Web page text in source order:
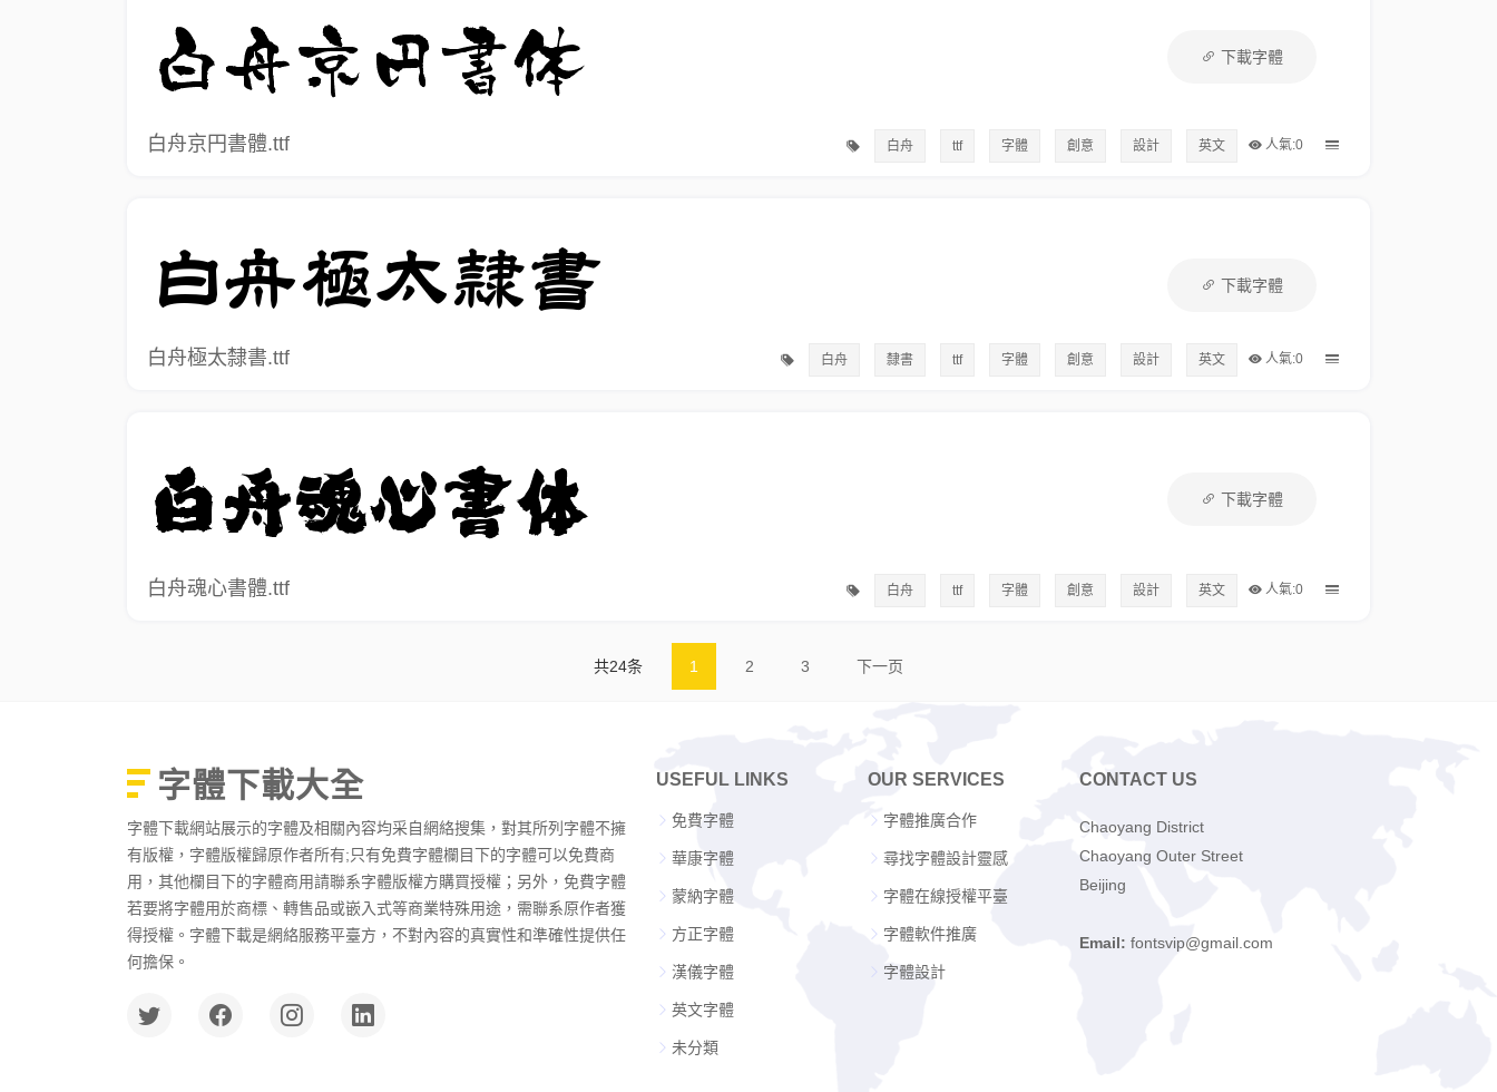
下載字體
白舟京円書體.ttf 人氣:0
白舟 ttf 字體 創意 設計 英文
下載字體
白舟極太隸書.ttf 人氣:0
白舟 隸書 ttf 字體 創意 設計 英文
下載字體
白舟魂心書體.ttf 人氣:0
白舟 ttf 字體 創意 設計 英文
共24条 1 2 3 下一页
字體下載大全
字體下載網站展示的字體及相關內容均采自網絡搜集，對其所列字體不擁
有版權，字體版權歸原作者所有;只有免費字體欄目下的字體可以免費商
用，其他欄目下的字體商用請聯系字體版權方購買授權；另外，免費字體
若要將字體用於商標、轉售品或嵌入式等商業特殊用途，需聯系原作者獲
得授權。字體下載是網絡服務平臺方，不對內容的真實性和準確性提供任
何擔保。
USEFUL LINKS
免費字體
華康字體
蒙納字體
方正字體
漢儀字體
英文字體
未分類
OUR SERVICES
字體推廣合作
尋找字體設計靈感
字體在線授權平臺
字體軟件推廣
字體設計
CONTACT US
Chaoyang District
Chaoyang Outer Street
Beijing
Email: fontsvip@gmail.com